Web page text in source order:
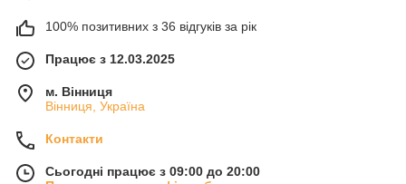
100% позитивних з 36 відгуків за рік
Працює з 12.03.2025
м. Вінниця
Вінниця, Україна
Контакти
Сьогодні працює з 09:00 до 20:00